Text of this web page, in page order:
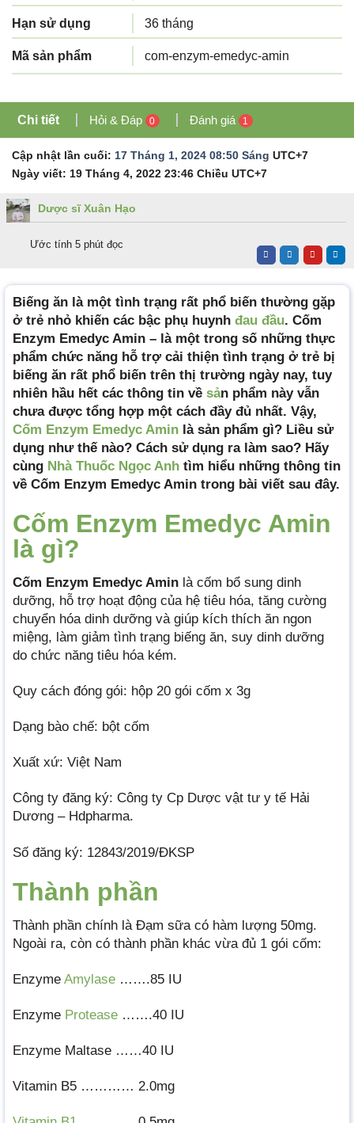
Hạn sử dụng 36 tháng
Mã sản phẩm com-enzym-emedyc-amin
Chi tiết Hỏi & Đáp 0 Đánh giá 1
Cập nhật lần cuối: 17 Tháng 1, 2024 08:50 Sáng UTC+7
Ngày viết: 19 Tháng 4, 2022 23:46 Chiều UTC+7
Dược sĩ Xuân Hạo
Ước tính 5 phút đọc
Biếng ăn là một tình trạng rất phổ biến thường gặp
ở trẻ nhỏ khiến các bậc phụ huynh đau đầu. Cốm
Enzym Emedyc Amin – là một trong số những thực
phẩm chức năng hỗ trợ cải thiện tình trạng ở trẻ bị
biếng ăn rất phổ biến trên thị trường ngày nay, tuy
nhiên hầu hết các thông tin về sản phẩm này vẫn
chưa được tổng hợp một cách đầy đủ nhất. Vậy,
Cốm Enzym Emedyc Amin là sản phẩm gì? Liều sử
dụng như thế nào? Cách sử dụng ra làm sao? Hãy
cùng Nhà Thuốc Ngọc Anh tìm hiểu những thông tin
về Cốm Enzym Emedyc Amin trong bài viết sau đây.
Cốm Enzym Emedyc Amin
là gì?
Cốm Enzym Emedyc Amin là cốm bổ sung dinh
dưỡng, hỗ trợ hoạt động của hệ tiêu hóa, tăng cường
chuyển hóa dinh dưỡng và giúp kích thích ăn ngon
miệng, làm giảm tình trạng biếng ăn, suy dinh dưỡng
do chức năng tiêu hóa kém.
Quy cách đóng gói: hộp 20 gói cốm x 3g
Dạng bào chế: bột cốm
Xuất xứ: Việt Nam
Công ty đăng ký: Công ty Cp Dược vật tư y tế Hải
Dương – Hdpharma.
Số đăng ký: 12843/2019/ĐKSP
Thành phần
Thành phần chính là Đạm sữa có hàm lượng 50mg.
Ngoài ra, còn có thành phần khác vừa đủ 1 gói cốm:
Enzyme Amylase …….85 IU
Enzyme Protease …….40 IU
Enzyme Maltase ……40 IU
Vitamin B5 ………… 2.0mg